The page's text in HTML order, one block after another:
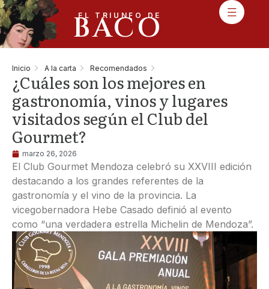
EL TRIUNFO DE
BACO
Inicio A la carta Recomendados
¿Cuáles son los mejores en
gastronomía, vinos y lugares
visitados según el Club del
Gourmet?
marzo 26, 2026
El Club Gourmet Mendoza celebró su XXVIII edición
destacando a los grandes referentes de la
gastronomía y el vino de la provincia. La
vicegobernadora Hebe Casado definió al evento
como “una verdadera estrella Michelin de Mendoza”.